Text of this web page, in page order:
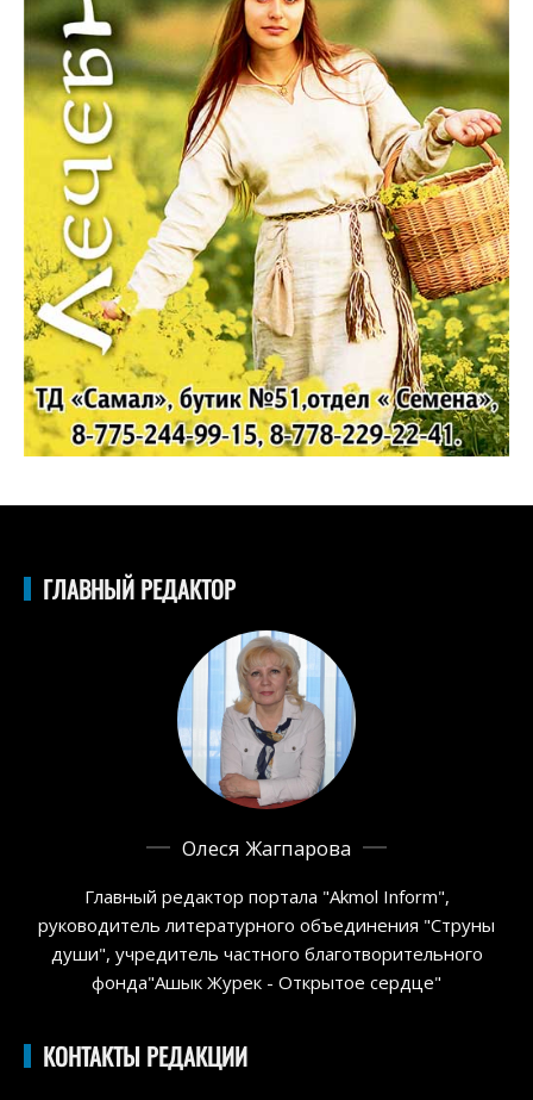
ГЛАВНЫЙ РЕДАКТОР
Олеся Жагпарова
Главный редактор портала "Akmol Inform",
руководитель литературного объединения "Струны
души", учредитель частного благотворительного
фонда"Ашык Журек - Открытое сердце"
КОНТАКТЫ РЕДАКЦИИ